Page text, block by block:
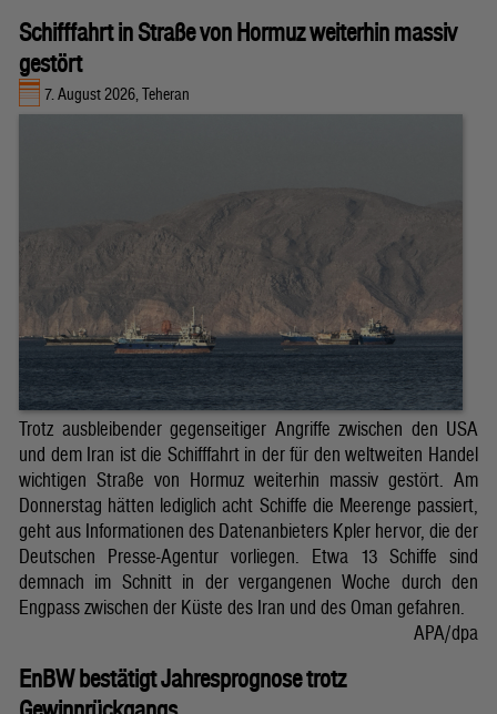
Schifffahrt in Straße von Hormuz weiterhin massiv
gestört
7. August 2026, Teheran
Trotz ausbleibender gegenseitiger Angriffe zwischen den USA
und dem Iran ist die Schifffahrt in der für den weltweiten Handel
wichtigen Straße von Hormuz weiterhin massiv gestört. Am
Donnerstag hätten lediglich acht Schiffe die Meerenge passiert,
geht aus Informationen des Datenanbieters Kpler hervor, die der
Deutschen Presse-Agentur vorliegen. Etwa 13 Schiffe sind
demnach im Schnitt in der vergangenen Woche durch den
Engpass zwischen der Küste des Iran und des Oman gefahren.
APA/dpa
EnBW bestätigt Jahresprognose trotz